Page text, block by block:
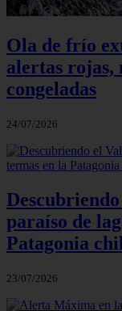
Ola de frío
alertas rojas,
congeladas
24/07/2026
paraíso de
Patagonia
23/07/2026